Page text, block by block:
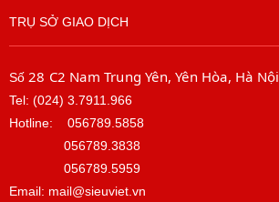
TRỤ SỞ GIAO DỊCH
Số 28 C2 Nam Trung Yên, Yên Hòa, Hà Nội
Tel: (024) 3.7911.966
Hotline: 056789.5858
056789.3838
056789.5959
Email: mail@sieuviet.vn